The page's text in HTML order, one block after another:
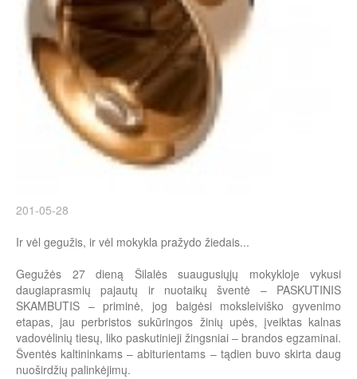
201-05-28
Ir vėl gegužis, ir vėl mokykla pražydo žiedais...
Gegužės 27 dieną Šilalės suaugusiųjų mokykloje vykusi
daugiaprasmių pajautų ir nuotaikų šventė – PASKUTINIS
SKAMBUTIS – priminė, jog baigėsi moksleiviško gyvenimo
etapas, jau perbristos sukūringos žinių upės, įveiktas kalnas
vadovėlinių tiesų, liko paskutinieji žingsniai – brandos egzaminai.
Šventės kaltininkams – abiturientams – tądien buvo skirta daug
nuoširdžių palinkėjimų.